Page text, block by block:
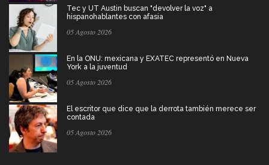
Tec y UT Austin buscan "devolver la voz" a
hispanohablantes con afasia
05 Agosto 2026
En la ONU: mexicana y EXATEC representó en Nueva
York a la juventud
05 Agosto 2026
El escritor que dice que la derrota también merece ser
contada
05 Agosto 2026